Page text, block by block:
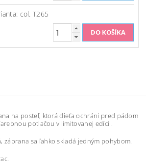
col. T265
na posteľ, ktorá dieťa ochráni pred pádom
potlačou v limitovanej edícii.
zábrana sa ľahko skladá jedným pohybom.